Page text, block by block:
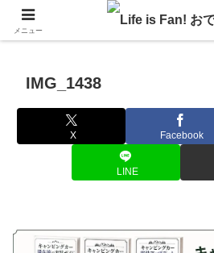
自作キャンピングカーで1年の3分の1を
IMG_1438
X Facebook
LINE
メニュー